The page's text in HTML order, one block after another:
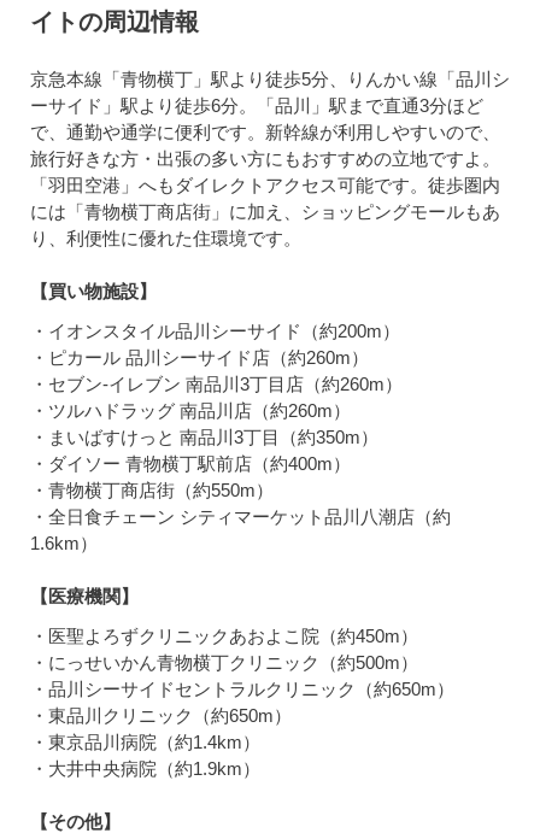
イトの周辺情報
京急本線「青物横丁」駅より徒歩5分、りんかい線「品川シ
ーサイド」駅より徒歩6分。「品川」駅まで直通3分ほど
で、通勤や通学に便利です。新幹線が利用しやすいので、
旅行好きな方・出張の多い方にもおすすめの立地ですよ。
「羽田空港」へもダイレクトアクセス可能です。徒歩圏内
には「青物横丁商店街」に加え、ショッピングモールもあ
り、利便性に優れた住環境です。
【買い物施設】
・イオンスタイル品川シーサイド（約200m）
・ピカール 品川シーサイド店（約260m）
・セブン-イレブン 南品川3丁目店（約260m）
・ツルハドラッグ 南品川店（約260m）
・まいばすけっと 南品川3丁目（約350m）
・ダイソー 青物横丁駅前店（約400m）
・青物横丁商店街（約550m）
・全日食チェーン シティマーケット品川八潮店（約
1.6km）
【医療機関】
・医聖よろずクリニックあおよこ院（約450m）
・にっせいかん青物横丁クリニック（約500m）
・品川シーサイドセントラルクリニック（約650m）
・東品川クリニック（約650m）
・東京品川病院（約1.4km）
・大井中央病院（約1.9km）
【その他】